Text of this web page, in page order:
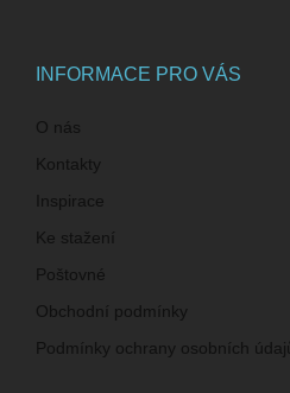
INFORMACE PRO VÁS
O nás
Kontakty
Inspirace
Ke stažení
Poštovné
Obchodní podmínky
Podmínky ochrany osobních údajů